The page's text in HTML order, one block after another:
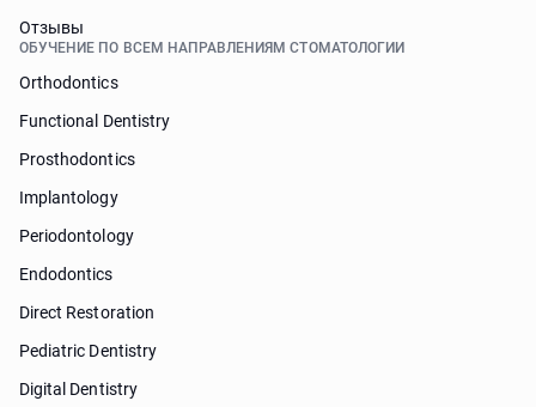
Отзывы
ОБУЧЕНИЕ ПО ВСЕМ НАПРАВЛЕНИЯМ СТОМАТОЛОГИИ
Orthodontics
Functional Dentistry
Prosthodontics
Implantology
Periodontology
Endodontics
Direct Restoration
Pediatric Dentistry
Digital Dentistry